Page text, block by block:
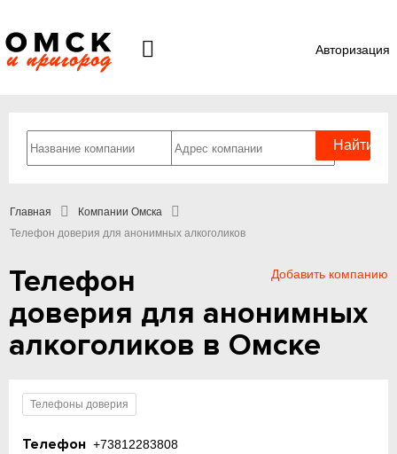
Авторизация
Главная
Компании Омска
Телефон доверия для анонимных алкоголиков
Добавить компанию
Телефон
доверия для анонимных
алкоголиков в Омске
Телефоны доверия
Телефон +73812283808